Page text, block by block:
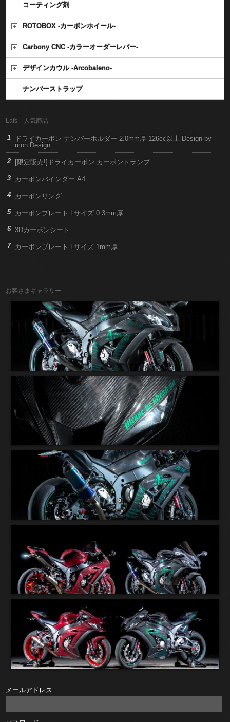
コーティング剤
ROTOBOX -カーボンホイール-
Carbony CNC -カラーオーダーレバー-
デザインカウル -Arcobaleno-
ナンバーストラップ
Lafs 人気商品
ドライカーボン ナンバーホルダー 2.0mm厚 126cc以上 Design by
mon Design
[限定販売!]ドライカーボン カーボントランプ
カーボンバインダー A4
カーボンリング
カーボンプレート Lサイズ 0.3mm厚
3Dカーボンシート
カーボンプレート Lサイズ 1mm厚
お客さまギャラリー
メールアドレス